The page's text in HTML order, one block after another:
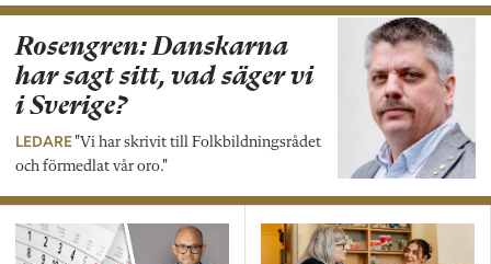
Rosengren: Danskarna
har sagt sitt, vad säger vi
i Sverige?
LEDARE "Vi har skrivit till Folkbildningsrådet
och förmedlat vår oro."